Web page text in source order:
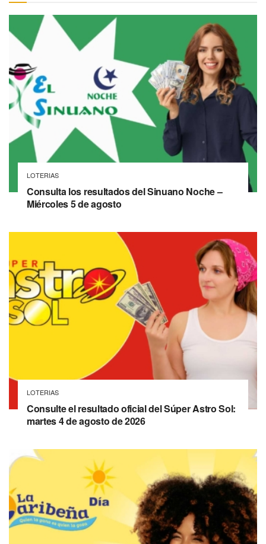
LOTERIAS
Consulta los resultados del Sinuano Noche –
Miércoles 5 de agosto
LOTERIAS
Consulte el resultado oficial del Súper Astro Sol:
martes 4 de agosto de 2026